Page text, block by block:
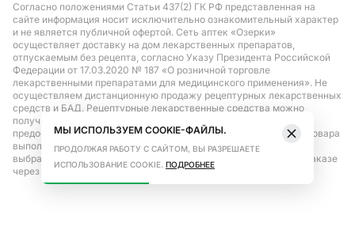
Согласно положениями Статьи 437(2) ГК РФ представленная на
сайте информация носит исключительно ознакомительный характер
и не является публичной офертой. Сеть аптек «Озерки»
осуществляет доставку на дом лекарственных препаратов,
отпускаемым без рецепта, согласно Указу Президента Российской
Федерации от 17.03.2020 № 187 «О розничной торговле
лекарственными препаратами для медицинского применения». Не
осуществляем дистанционную продажу рецептурных лекарственных
средств и БАД. Рецептурные лекарственные средства можно
получить только при помощи самовывоза в аптеке при
предоставлении рецепта, выписанного врачом. Бронирование товара
выполняется при условиях последующего выкупа заказа в
выбранном аптечном пункте. Цена действительна только при заказе
через сайт.
МЫ ИСПОЛЬЗУЕМ COOKIE-ФАЙЛЫ.
ПРОДОЛЖАЯ РАБОТУ С САЙТОМ, ВЫ РАЗРЕШАЕТЕ
ИСПОЛЬЗОВАНИЕ COOKIE. ПОДРОБНЕЕ